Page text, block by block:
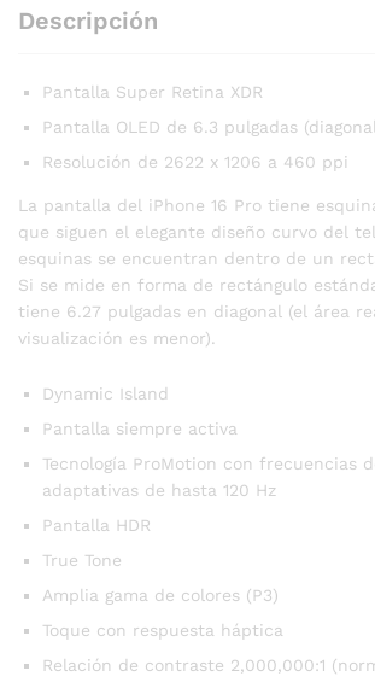
Descripción
Pantalla Super Retina XDR
Pantalla OLED de 6.3 pulgadas
Resolución de 2622 x 1206 a 460 ppi
La pantalla del iPhone 16 Pro tiene
que siguen el elegante diseño curvo del
esquinas se encuentran dentro de un
Si se mide en forma de rectángulo
tiene 6.27 pulgadas en diagonal (el área
visualización es menor).
Dynamic Island
Pantalla siempre activa
Tecnología ProMotion con frecuencias
adaptativas de hasta 120 Hz
Pantalla HDR
True Tone
Amplia gama de colores (P3)
Toque con respuesta háptica
Relación de contraste 2,000,000:1